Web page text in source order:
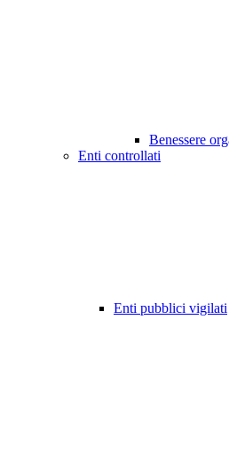
Benessere
Enti controllati
Enti pubblici vigilati